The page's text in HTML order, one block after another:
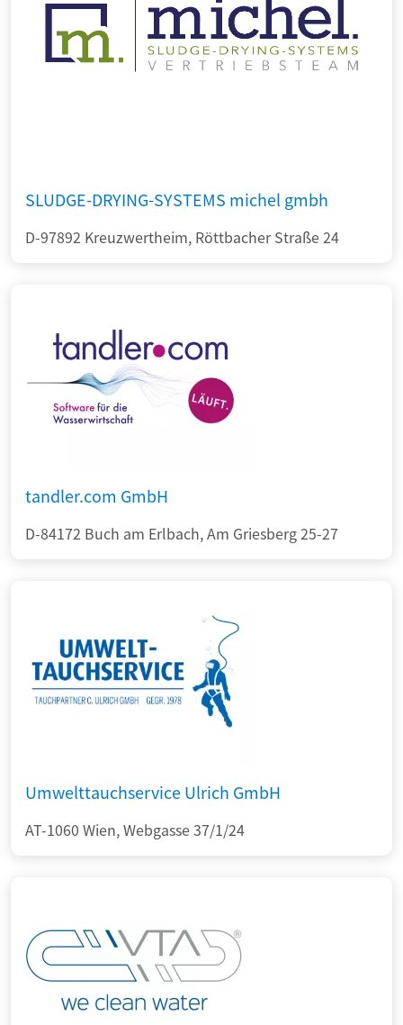
SLUDGE-DRYING-SYSTEMS michel gmbh
D-97892 Kreuzwertheim, Röttbacher Straße 24
tandler.com GmbH
D-84172 Buch am Erlbach, Am Griesberg 25-27
Umwelttauchservice Ulrich GmbH
AT-1060 Wien, Webgasse 37/1/24